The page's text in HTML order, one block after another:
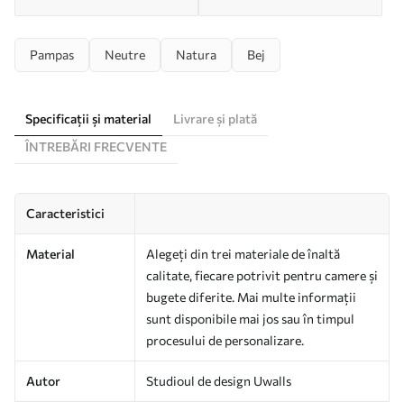
Pampas Neutre Natura Bej
Specificații și material
Livrare și plată
ÎNTREBĂRI FRECVENTE
Caracteristici
Material
Alegeți din trei materiale de înaltă
calitate, fiecare potrivit pentru camere și
bugete diferite. Mai multe informații
sunt disponibile mai jos sau în timpul
procesului de personalizare.
Autor Studioul de design Uwalls